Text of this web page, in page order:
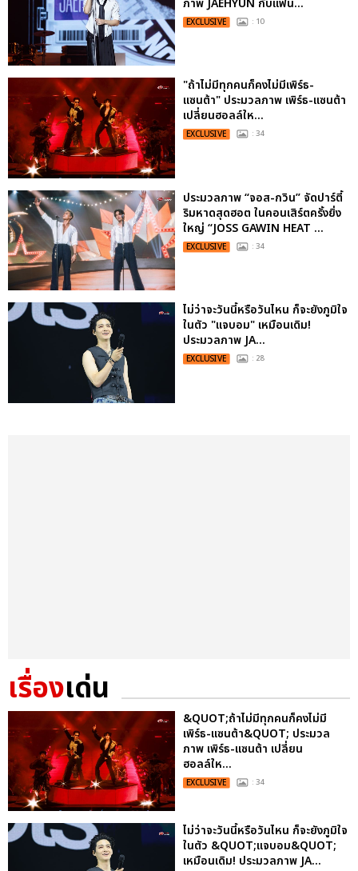
ภาพ JAEHYUN กับแฟน...
EXCLUSIVE : 10
"ถ้าไม่มีทุกคนก็คงไม่มีเพิร์ธ-
แซนต้า" ประมวลภาพ เพิร์ธ-แซนต้า
เปลี่ยนฮอลล์ให...
EXCLUSIVE : 34
ประมวลภาพ “จอส-กวิน” จัดปาร์ตี้
ริมหาดสุดฮอต ในคอนเสิร์ตครั้งยิ่ง
ใหญ่ “JOSS GAWIN HEAT ...
EXCLUSIVE : 34
ไม่ว่าจะวันนี้หรือวันไหน ก็จะยังภูมิใจ
ในตัว "แจบอม" เหมือนเดิม!
ประมวลภาพ JA...
EXCLUSIVE : 28
เรื่องเด่น
&QUOT;ถ้าไม่มีทุกคนก็คงไม่มี
เพิร์ธ-แซนต้า&QUOT; ประมวล
ภาพ เพิร์ธ-แซนต้า เปลี่ยน
ฮอลล์ให...
EXCLUSIVE : 34
ไม่ว่าจะวันนี้หรือวันไหน ก็จะยังภูมิใจ
ในตัว &QUOT;แจบอม&QUOT;
เหมือนเดิม! ประมวลภาพ JA...